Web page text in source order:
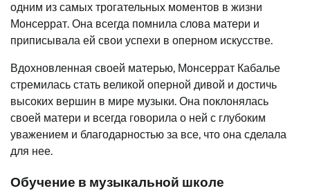
одним из самых трогательных моментов в жизни
Монсеррат. Она всегда помнила слова матери и
приписывала ей свои успехи в оперном искусстве.
Вдохновленная своей матерью, Монсеррат Кабалье
стремилась стать великой оперной дивой и достичь
высоких вершин в мире музыки. Она поклонялась
своей матери и всегда говорила о ней с глубоким
уважением и благодарностью за все, что она сделала
для нее.
Обучение в музыкальной школе